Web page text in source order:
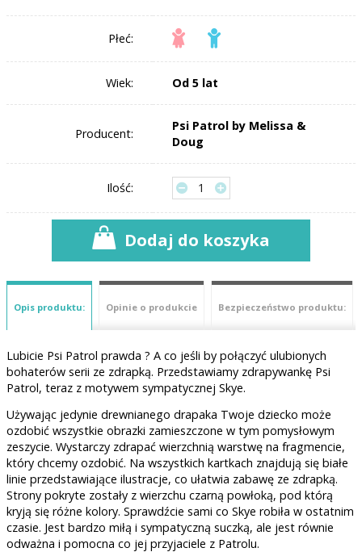
Płeć:
Wiek: Od 5 lat
Producent:
Psi Patrol by Melissa &
Doug
Ilość:
Dodaj do koszyka
Opis produktu: Opinie o produkcie Bezpieczeństwo produktu:
Lubicie Psi Patrol prawda ? A co jeśli by połączyć ulubionych
bohaterów serii ze zdrapką. Przedstawiamy zdrapywankę Psi
Patrol, teraz z motywem sympatycznej Skye.
Używając jedynie drewnianego drapaka Twoje dziecko może
ozdobić wszystkie obrazki zamieszczone w tym pomysłowym
zeszycie. Wystarczy zdrapać wierzchnią warstwę na fragmencie,
który chcemy ozdobić. Na wszystkich kartkach znajdują się białe
linie przedstawiające ilustracje, co ułatwia zabawę ze zdrapką.
Strony pokryte zostały z wierzchu czarną powłoką, pod którą
kryją się różne kolory. Sprawdźcie sami co Skye robiła w ostatnim
czasie. Jest bardzo miłą i sympatyczną suczką, ale jest równie
odważna i pomocna co jej przyjaciele z Patrolu.